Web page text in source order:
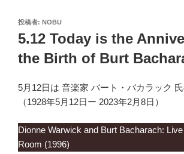
投
稿
日:
投稿者: NOBU
5.12 Today is the
the Birth of Burt
5月12日は 音楽家 バート・バカラック
（1928年5月12日ー 2023年2月8日）
Dionne Warwick and Burt Bacharach:
Room (1996)